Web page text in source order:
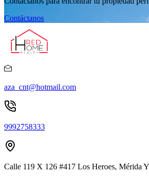
Contáctanos
aza_cnt@hotmail.com
9992758333
Calle 119 X 126 #417 Los Heroes, Mérida